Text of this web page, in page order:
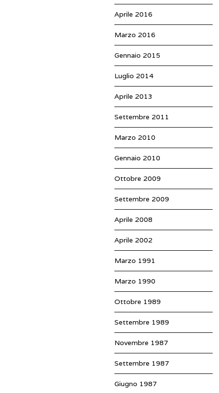
Aprile 2016
Marzo 2016
Gennaio 2015
Luglio 2014
Aprile 2013
Settembre 2011
Marzo 2010
Gennaio 2010
Ottobre 2009
Settembre 2009
Aprile 2008
Aprile 2002
Marzo 1991
Marzo 1990
Ottobre 1989
Settembre 1989
Novembre 1987
Settembre 1987
Giugno 1987